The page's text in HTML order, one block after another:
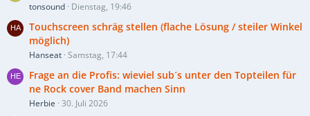
tonsound Dienstag, 19:46
Touchscreen schräg stellen (flache Lösung / steiler Winkel
möglich)
Hanseat Samstag, 17:44
Frage an die Profis: wieviel sub´s unter den Topteilen für
ne Rock cover Band machen Sinn
Herbie 30. Juli 2026